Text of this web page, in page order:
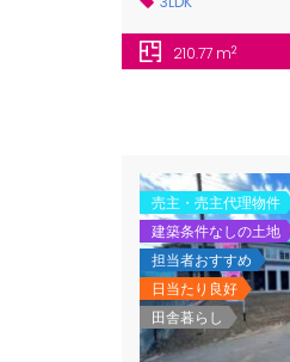
210.77 m2
売主・売主代理物件
建築条件なしの土地
担当者おすすめ
日当たり良好
田舎暮らし